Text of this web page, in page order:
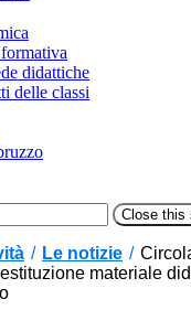
didattiche
delle classi
Close this
Le notizie
materiale